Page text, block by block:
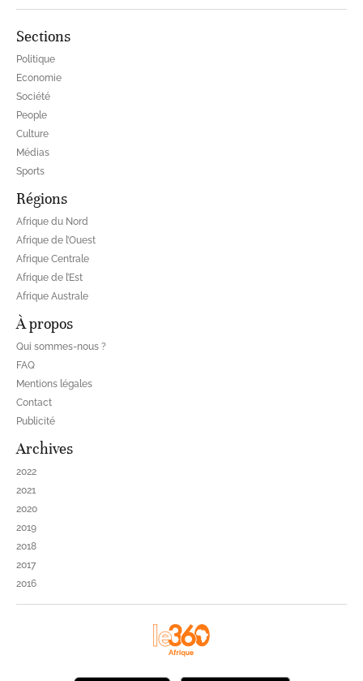
Sections
Politique
Economie
Société
People
Culture
Médias
Sports
Régions
Afrique du Nord
Afrique de l’Ouest
Afrique Centrale
Afrique de l’Est
Afrique Australe
À propos
Qui sommes-nous ?
FAQ
Mentions légales
Contact
Publicité
Archives
2022
2021
2020
2019
2018
2017
2016